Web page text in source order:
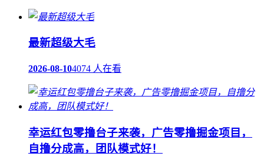
最新超级大毛
2026-08-104074 人在看
幸运红包零撸台子来袭，广告零撸掘金项目，
自撸分成高，团队模式好！